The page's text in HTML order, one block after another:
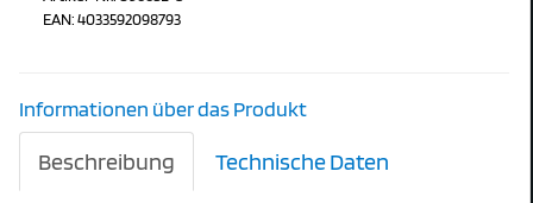
EAN: 4033592098793
Informationen über das Produkt
Beschreibung Technische Daten